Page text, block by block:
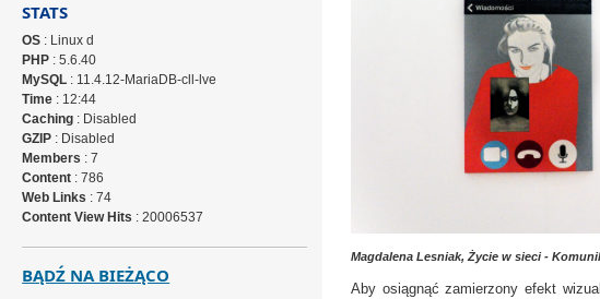
Magdalena Lesniak, Życie w sieci -
Aby osiągnąć zamierzony efekt
STATS
OS : Linux d
PHP : 5.6.40
MySQL : 11.4.12-MariaDB-cll-lve
Time : 12:44
Caching : Disabled
GZIP : Disabled
Members : 7
Content : 786
Web Links : 74
Content View Hits : 20006537
BĄDŹ NA BIEŻĄCO